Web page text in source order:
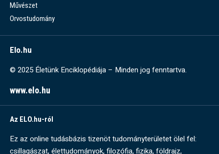
Művészet
Orvostudomány
Elo.hu
© 2025 Életünk Enciklopédiája – Minden jog fenntartva.
www.elo.hu
Az ELO.hu-ról
Ez az online tudásbázis tizenöt tudományterületet ölel fel:
csillagászat, élettudományok, filozófia, fizika, földrajz,